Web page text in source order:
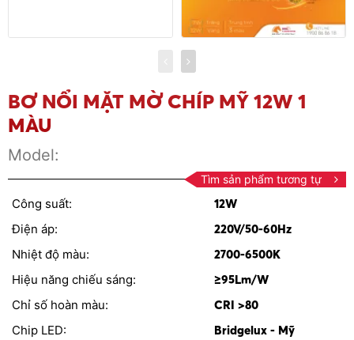
BƠ NỔI MẶT MỜ CHÍP MỸ 12W 1
MÀU
Model:
Tìm sản phẩm tương tự
Công suất:
12W
Điện áp:
220V/50-60Hz
Nhiệt độ màu:
2700-6500K
Hiệu năng chiếu sáng:
≥95Lm/W
Chỉ số hoàn màu:
CRI >80
Chip LED:
Bridgelux - Mỹ